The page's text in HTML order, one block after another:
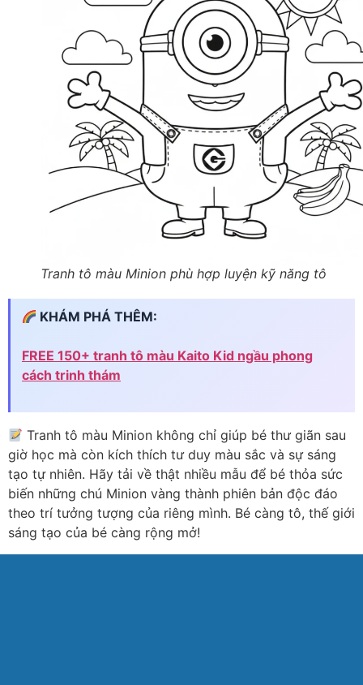
Tranh tô màu Minion phù hợp luyện kỹ năng tô
KHÁM PHÁ THÊM:
FREE 150+ tranh tô màu Kaito Kid ngầu phong
cách trinh thám
Tranh tô màu Minion không chỉ giúp bé thư giãn sau
giờ học mà còn kích thích tư duy màu sắc và sự sáng
tạo tự nhiên. Hãy tải về thật nhiều mẫu để bé thỏa sức
biến những chú Minion vàng thành phiên bản độc đáo
theo trí tưởng tượng của riêng mình. Bé càng tô, thế giới
sáng tạo của bé càng rộng mở!